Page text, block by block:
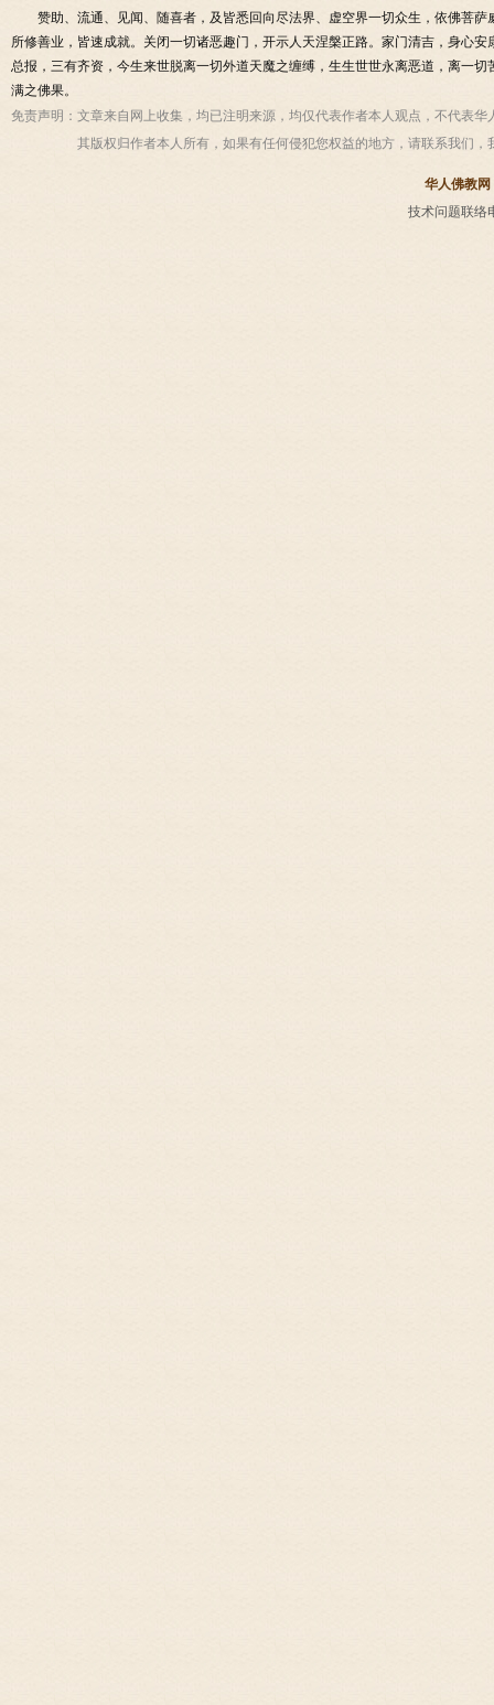
赞助、流通、见闻、随喜者，及皆悉回向尽法界、虚空界一切众生，依佛菩
所修善业，皆速成就。关闭一切诸恶趣门，开示人天涅槃正路。家门清吉，身心
总报，三有齐资，今生来世脱离一切外道天魔之缠缚，生生世世永离恶道，离一
满之佛果。
免责声明： 文章来自网上收集，均已注明来源，均仅代表作者本人观点，不代表
其版权归作者本人所有，如果有任何侵犯您权益的地方，请联系我们，
华人佛教网
技术问题联络